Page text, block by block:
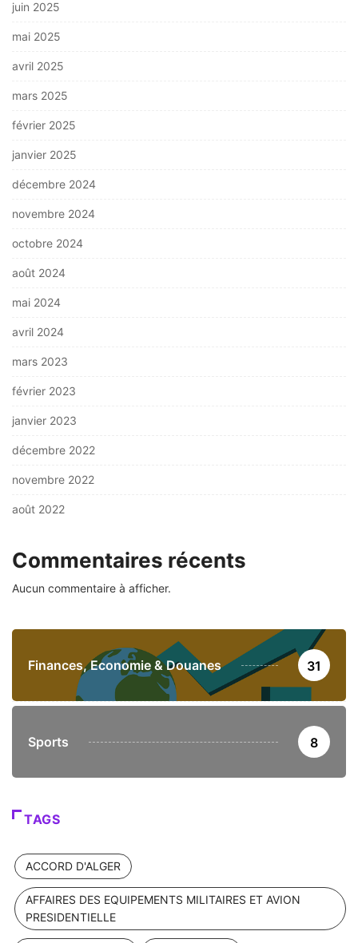
juin 2025
mai 2025
avril 2025
mars 2025
février 2025
janvier 2025
décembre 2024
novembre 2024
octobre 2024
août 2024
mai 2024
avril 2024
mars 2023
février 2023
janvier 2023
décembre 2022
novembre 2022
août 2022
Commentaires récents
Aucun commentaire à afficher.
Finances, Economie & Douanes 31
Sports 8
TAGS
ACCORD D'ALGER
AFFAIRES DES EQUIPEMENTS MILITAIRES ET AVION
PRESIDENTIELLE